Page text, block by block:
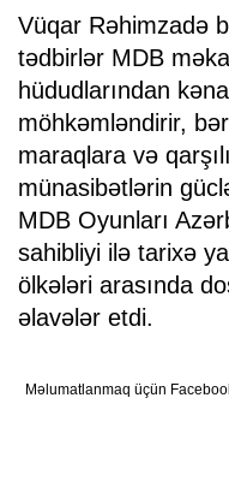
Vüqar Rəhimzadə
tədbirlər MDB
hüdudlarından
möhkəmləndirir,
maraqlara və
münasibətlərin
MDB Oyunları
sahibliyi ilə tarixə
ölkələri arasında
əlavələr etdi.
Məlumatlanmaq üçün